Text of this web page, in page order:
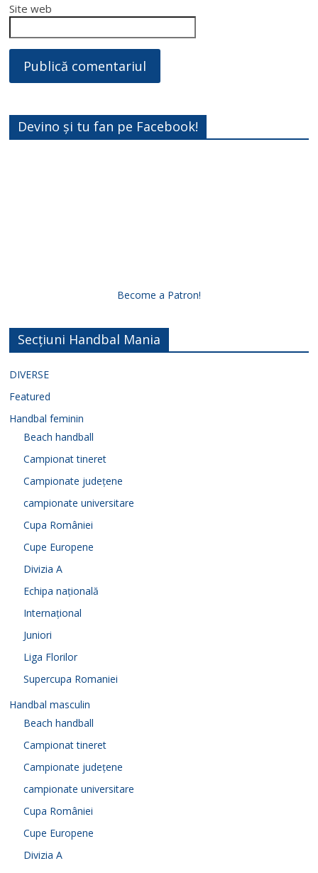
Site web
Devino și tu fan pe Facebook!
Become a Patron!
Secțiuni Handbal Mania
DIVERSE
Featured
Handbal feminin
Beach handball
Campionat tineret
Campionate județene
campionate universitare
Cupa României
Cupe Europene
Divizia A
Echipa națională
Internațional
Juniori
Liga Florilor
Supercupa Romaniei
Handbal masculin
Beach handball
Campionat tineret
Campionate județene
campionate universitare
Cupa României
Cupe Europene
Divizia A